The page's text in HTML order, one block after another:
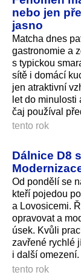
nebo jen
jasno
Matcha dnes
gastronomie a
s typickou
sítě i domácí
jen atraktivní
let do
čaj používal
tento rok
Dálnice D8
Od pondělí se
kteří pojedou
a Lovosicemi.
opravovat a
úsek. Kvůli
zavřené rychlé
i další omezení.
tento rok